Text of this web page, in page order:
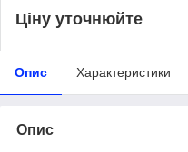
Ціну уточнюйте
Опис Характеристики
Опис